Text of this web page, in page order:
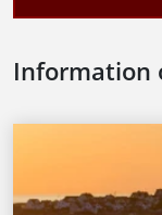
Information